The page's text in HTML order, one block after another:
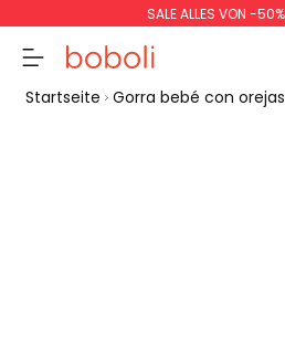
SALE ALLES VON -
Startseite Gorra bebé con